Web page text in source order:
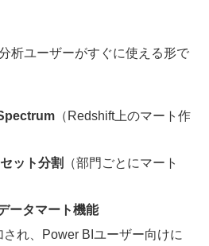
析ユーザーがすぐに使える形で
（Redshift上のマート作
ット分割
（部門ごとにマート
ータマート機能
れ、Power BIユーザー向けに